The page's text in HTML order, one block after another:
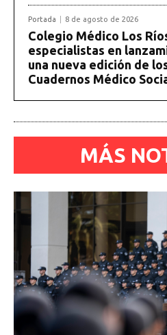
Portada 8 de agosto de 2026
Colegio Médico Los
especialistas en
una nueva edición de
Cuadernos Médico
MÁS